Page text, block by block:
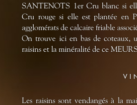
SANTENOTS 1er Cru blanc si
Cru rouge si elle est plantée en
agglomérats de calcaire friable
On trouve ici en bas de coteaux,
raisins et la minéralité de ce
Les raisins sont vendangés à la